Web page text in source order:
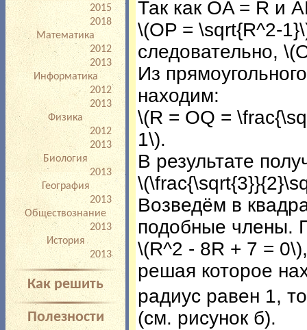
2015
2018
Математика
2012
2013
Информатика
2012
2013
Физика
2012
2013
Биология
2013
География
2013
Обществознание
2013
История
2013
Как решить
Полезности
Так как OA = R и
\(OP = \sqrt{R^2-
следовательно,
Из
находим:
\(R = OQ =
1\).
В результате
Возведём в
подобные члены.
\(R^2 - 8R + 7 = 0\),
решая которое
радиус равен 1,
(см. рисунок б).